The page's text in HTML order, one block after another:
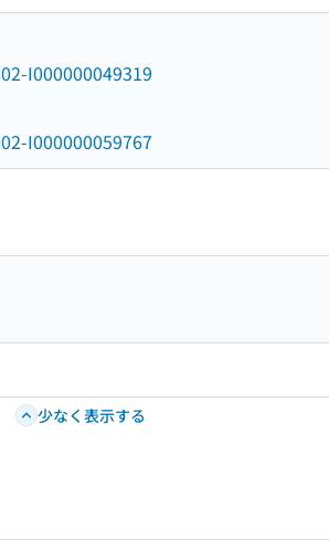
I000000049319
I000000059767
少なく表示する